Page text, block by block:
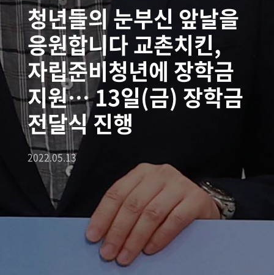
청년들의 눈부신 앞날을
응원합니다 교촌치킨,
자립준비청년에 장학금
지원… 13일(금) 장학금
전달식 진행
2022.05.13